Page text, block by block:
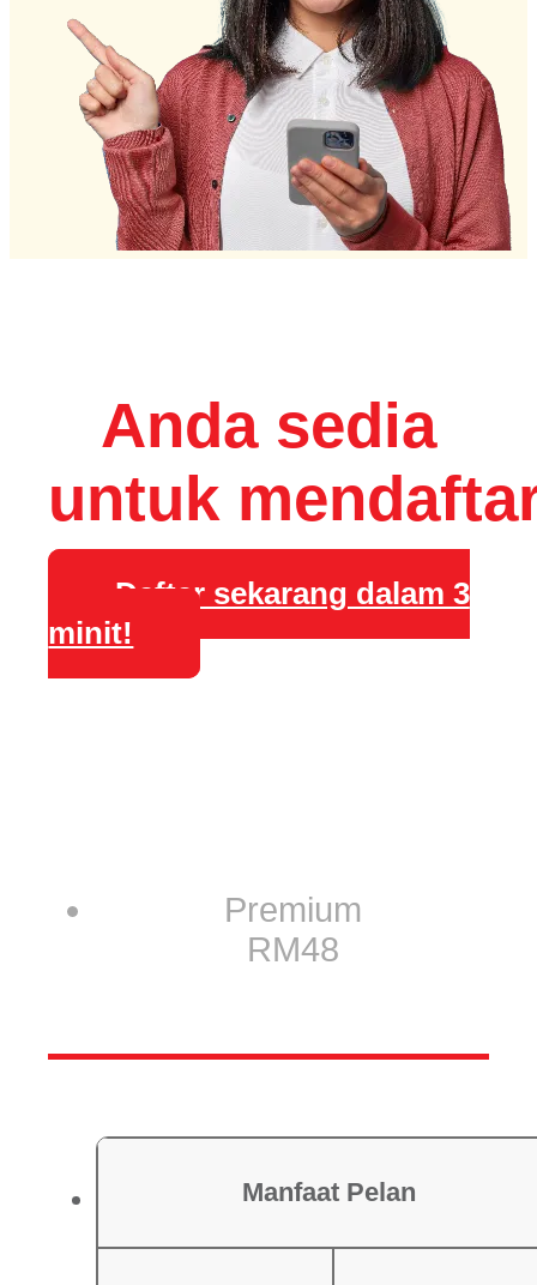
Anda sedia
untuk
Daftar sekarang dalam 3
minit!
Premium
RM48
Manfaat Pelan